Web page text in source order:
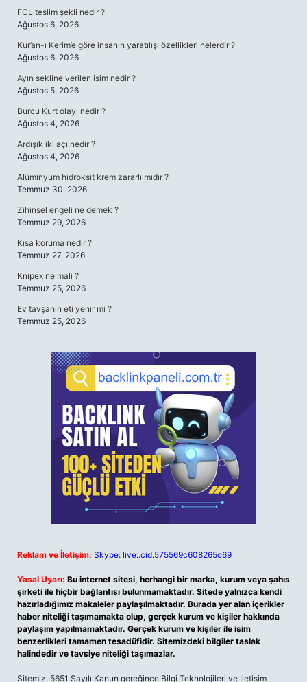
FCL teslim şekli nedir ?
Ağustos 6, 2026
Kur’an-ı Kerim’e göre insanın yaratılışı özellikleri nelerdir ?
Ağustos 6, 2026
Ayın sekline verilen isim nedir ?
Ağustos 5, 2026
Burcu Kurt olayı nedir ?
Ağustos 4, 2026
Ardışık iki açı nedir ?
Ağustos 4, 2026
Alüminyum hidroksit krem zararlı mıdır ?
Temmuz 30, 2026
Zihinsel engeli ne demek ?
Temmuz 29, 2026
Kısa koruma nedir ?
Temmuz 27, 2026
Knipex ne mali ?
Temmuz 25, 2026
Ev tavşanın eti yenir mi ?
Temmuz 25, 2026
Reklam ve İletişim: Skype: live:.cid.575569c608265c69
Yasal Uyarı: Bu internet sitesi, herhangi bir marka, kurum veya şahıs
şirketi ile hiçbir bağlantısı bulunmamaktadır. Sitede yalnızca kendi
hazırladığımız makaleler paylaşılmaktadır. Burada yer alan içerikler
haber niteliği taşımamakta olup, gerçek kurum ve kişiler hakkında
paylaşım yapılmamaktadır. Gerçek kurum ve kişiler ile isim
benzerlikleri tamamen tesadüfidir. Sitemizdeki bilgiler taslak
halindedir ve tavsiye niteliği taşımazlar.
Sitemiz, 5651 Sayılı Kanun gereğince Bilgi Teknolojileri ve İletişim